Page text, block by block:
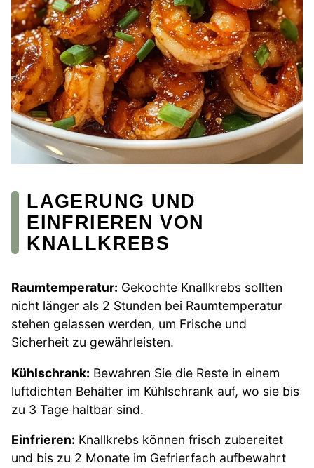
LAGERUNG UND
EINFRIEREN VON
KNALLKREBS
Raumtemperatur: Gekochte Knallkrebs sollten
nicht länger als 2 Stunden bei Raumtemperatur
stehen gelassen werden, um Frische und
Sicherheit zu gewährleisten.
Kühlschrank: Bewahren Sie die Reste in einem
luftdichten Behälter im Kühlschrank auf, wo sie bis
zu 3 Tage haltbar sind.
Einfrieren: Knallkrebs können frisch zubereitet
und bis zu 2 Monate im Gefrierfach aufbewahrt